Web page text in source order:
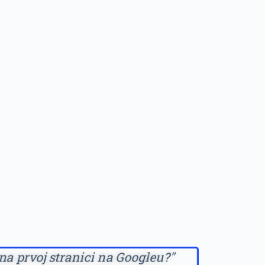
prvoj stranici na Googleu?"